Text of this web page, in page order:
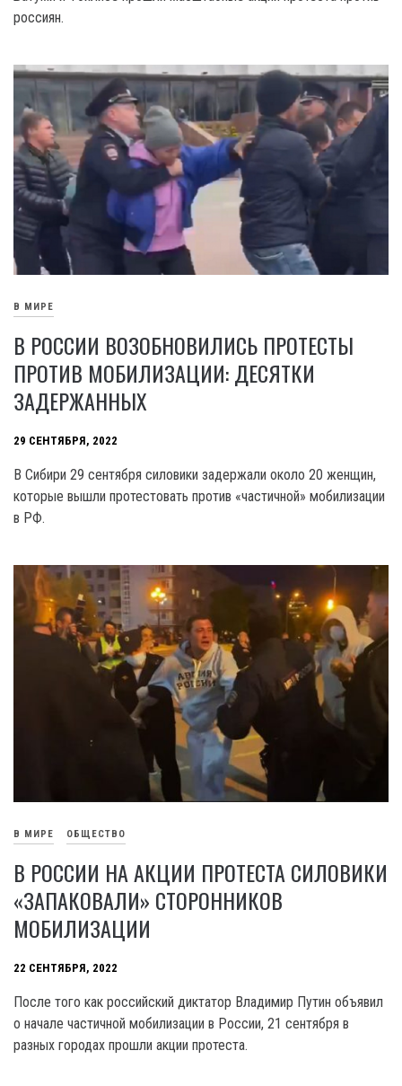
россиян.
В МИРЕ
В РОССИИ ВОЗОБНОВИЛИСЬ ПРОТЕСТЫ
ПРОТИВ МОБИЛИЗАЦИИ: ДЕСЯТКИ
ЗАДЕРЖАННЫХ
29 СЕНТЯБРЯ, 2022
В Сибири 29 сентября силовики задержали около 20 женщин,
которые вышли протестовать против «частичной» мобилизации
в РФ.
В МИРЕ ОБЩЕСТВО
В РОССИИ НА АКЦИИ ПРОТЕСТА СИЛОВИКИ
«ЗАПАКОВАЛИ» СТОРОННИКОВ
МОБИЛИЗАЦИИ
22 СЕНТЯБРЯ, 2022
После того как российский диктатор Владимир Путин объявил
о начале частичной мобилизации в России, 21 сентября в
разных городах прошли акции протеста.